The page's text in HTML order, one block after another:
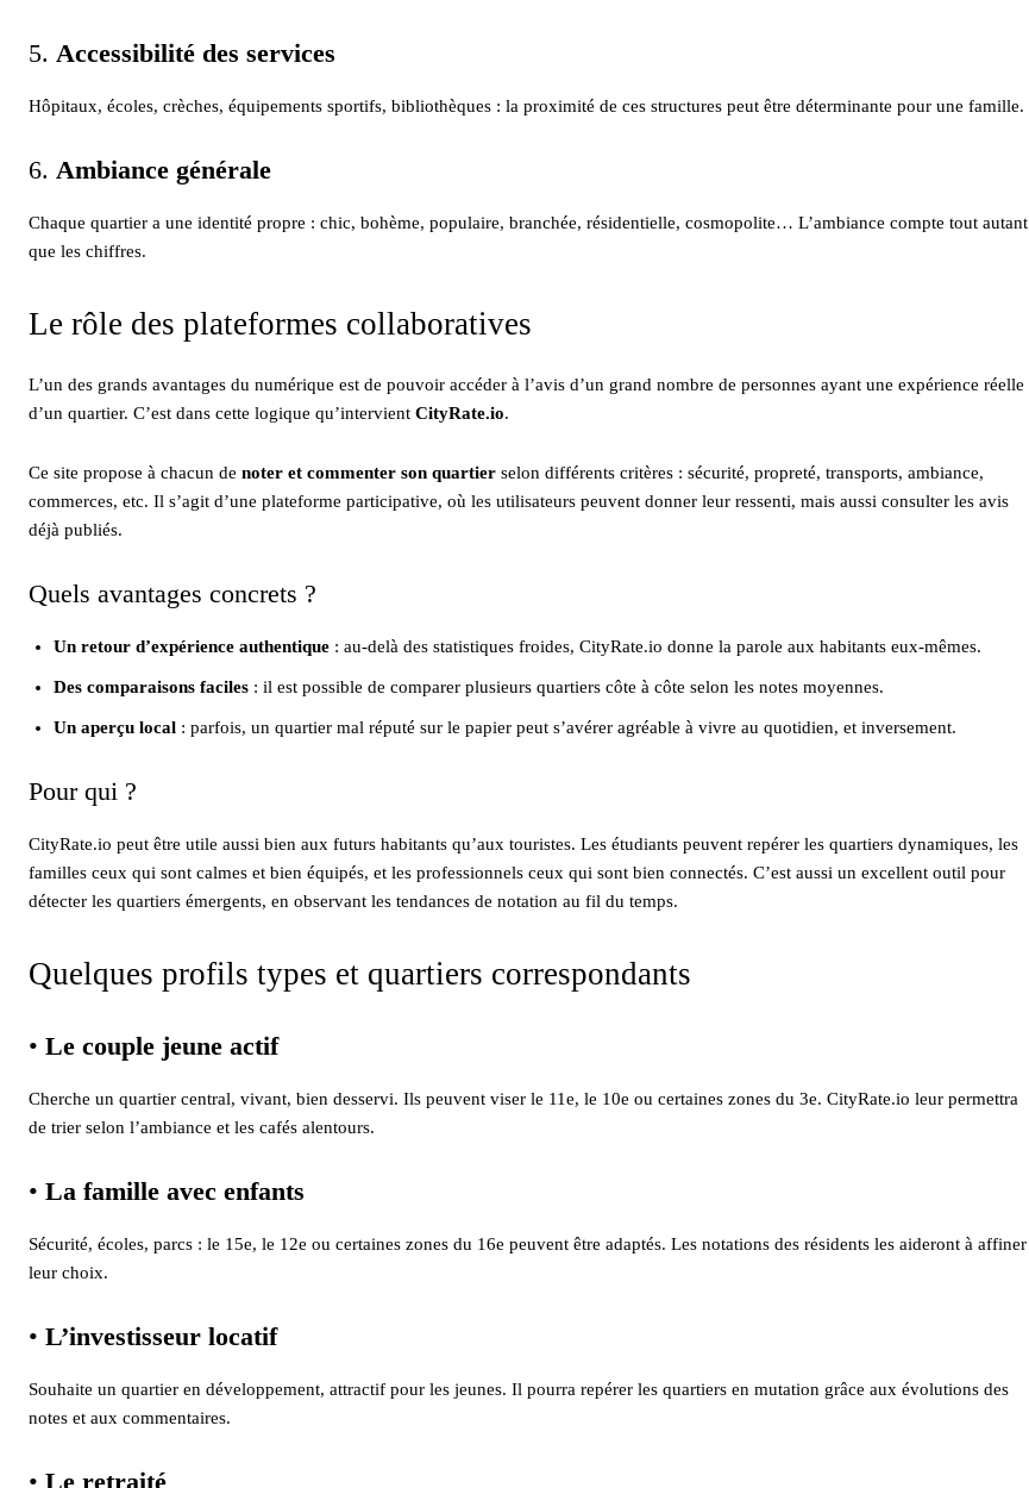
5. Accessibilité des services
Hôpitaux, écoles, crèches, équipements sportifs, bibliothèques : la proximité de ces structures peut être déterminante pour une famille.
6. Ambiance générale
Chaque quartier a une identité propre : chic, bohème, populaire, branchée, résidentielle, cosmopolite… L’ambiance compte tout autant
que les chiffres.
Le rôle des plateformes collaboratives
L’un des grands avantages du numérique est de pouvoir accéder à l’avis d’un grand nombre de personnes ayant une expérience réelle
d’un quartier. C’est dans cette logique qu’intervient CityRate.io.
Ce site propose à chacun de noter et commenter son quartier selon différents critères : sécurité, propreté, transports, ambiance,
commerces, etc. Il s’agit d’une plateforme participative, où les utilisateurs peuvent donner leur ressenti, mais aussi consulter les avis
déjà publiés.
Quels avantages concrets ?
Un retour d’expérience authentique : au-delà des statistiques froides, CityRate.io donne la parole aux habitants eux-mêmes.
Des comparaisons faciles : il est possible de comparer plusieurs quartiers côte à côte selon les notes moyennes.
Un aperçu local : parfois, un quartier mal réputé sur le papier peut s’avérer agréable à vivre au quotidien, et inversement.
Pour qui ?
CityRate.io peut être utile aussi bien aux futurs habitants qu’aux touristes. Les étudiants peuvent repérer les quartiers dynamiques, les
familles ceux qui sont calmes et bien équipés, et les professionnels ceux qui sont bien connectés. C’est aussi un excellent outil pour
détecter les quartiers émergents, en observant les tendances de notation au fil du temps.
Quelques profils types et quartiers correspondants
• Le couple jeune actif
Cherche un quartier central, vivant, bien desservi. Ils peuvent viser le 11e, le 10e ou certaines zones du 3e. CityRate.io leur permettra
de trier selon l’ambiance et les cafés alentours.
• La famille avec enfants
Sécurité, écoles, parcs : le 15e, le 12e ou certaines zones du 16e peuvent être adaptés. Les notations des résidents les aideront à affiner
leur choix.
• L’investisseur locatif
Souhaite un quartier en développement, attractif pour les jeunes. Il pourra repérer les quartiers en mutation grâce aux évolutions des
notes et aux commentaires.
• Le retraité